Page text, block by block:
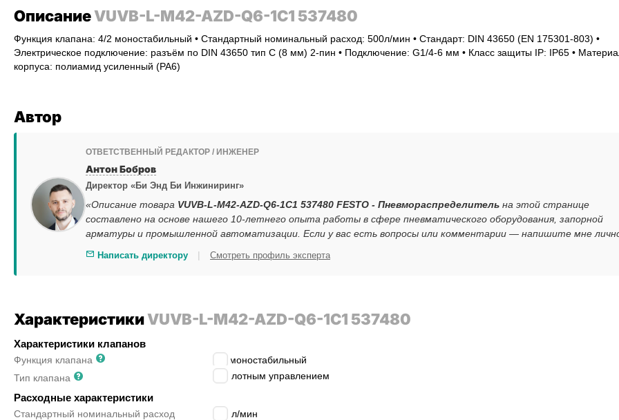
ОписаниеVUVB-L-M42-AZD-Q6-1C1 537480
Функция клапана: 4/2 моностабильный • Стандартный номинальный расход: 500л/мин • Стандарт: DIN 43650 (EN 175301-803) •
Электрическое подключение: разъём по DIN 43650 тип C (8 мм) 2-пин • Подключение: G1/4-6 мм • Класс защиты IP: IP65 •
корпуса: полиамид усиленный (PA6)
Автор
ОТВЕТСТВЕННЫЙ РЕДАКТОР / ИНЖЕНЕР
Антон Бобров
Директор «Би Энд Би Инжиниринг»
«Описание товара VUVB-L-M42-AZD-Q6-1C1 537480 FESTO - Пневмораспределитель на этой странице
составлено на основе нашего 10-летнего опыта работы в сфере пневматического оборудования, запорной
арматуры и промышленной автоматизации. Если у вас есть вопросы или комментарии — напишите мне
Написать директору | Смотреть профиль эксперта
ХарактеристикиVUVB-L-M42-AZD-Q6-1C1 537480
Характеристики клапанов
Функция клапана
4/2 моностабильный
Тип клапана
с пилотным управлением
Расходные характеристики
Стандартный номинальный расход л/мин